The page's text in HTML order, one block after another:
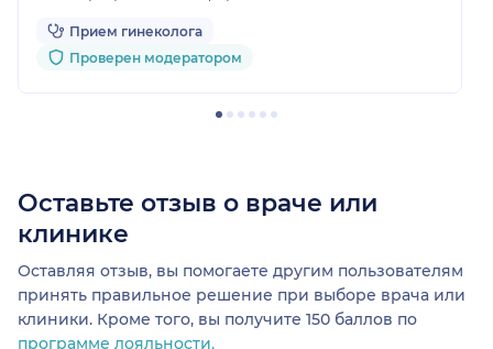
специалиста другим девушкам.
Прием гинеколога
Проверен модератором
Оставьте отзыв о враче или
клинике
Оставляя отзыв, вы помогаете другим пользователям
принять правильное решение при выборе врача или
клиники. Кроме того, вы получите 150 баллов по
программе лояльности.